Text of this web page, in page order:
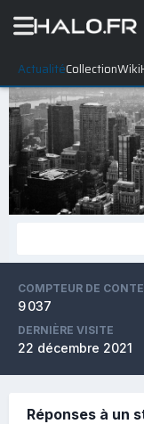
ActualitéCollection
COMPTEUR DE
9 037
DERNIÈRE VISITE
22 décembre 2021
Réponses à un